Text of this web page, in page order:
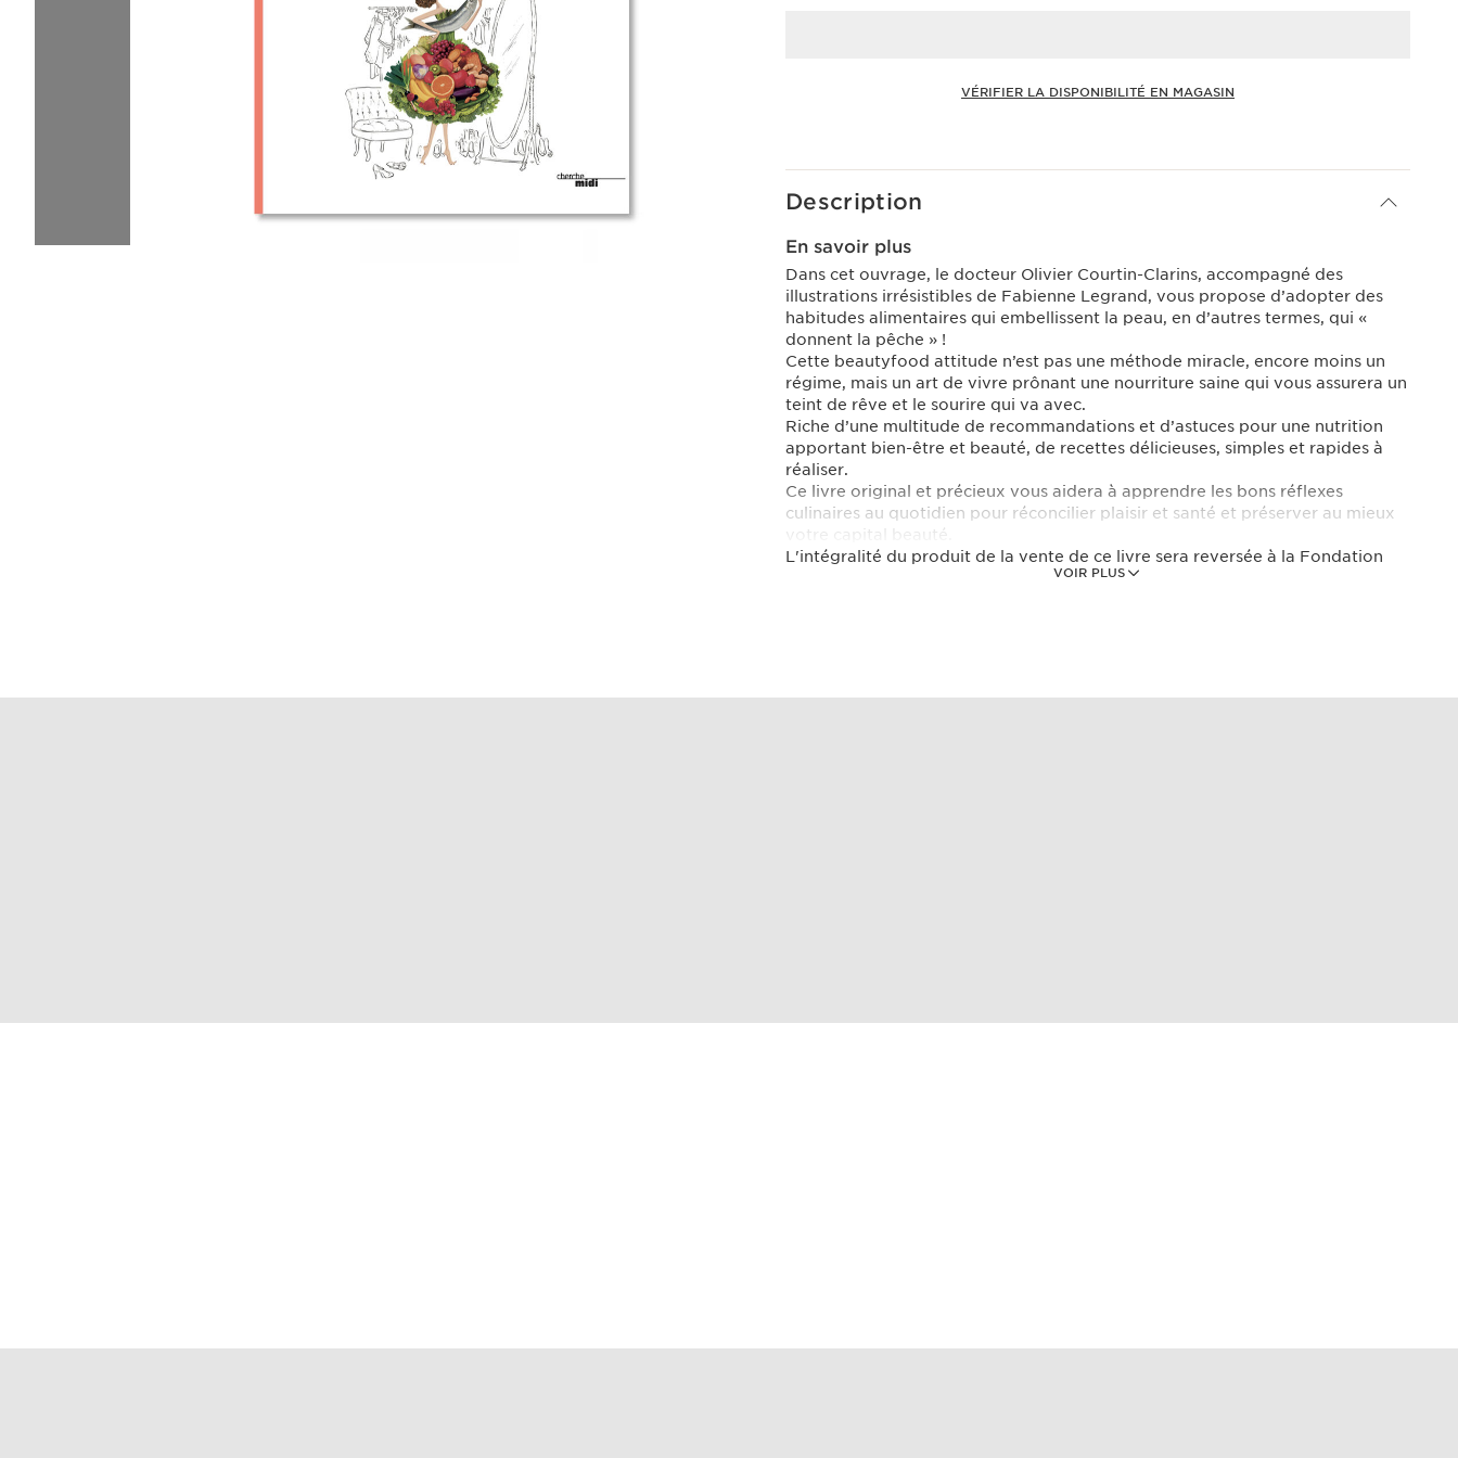
VÉRIFIER LA DISPONIBILITÉ EN MAGASIN
Description
VOIR PLUS
En savoir plus
Dans cet ouvrage, le docteur Olivier Courtin-Clarins, accompagné des
illustrations irrésistibles de Fabienne Legrand, vous propose d’adopter des
habitudes alimentaires qui embellissent la peau, en d’autres termes, qui «
donnent la pêche » !
Cette beautyfood attitude n’est pas une méthode miracle, encore moins un
régime, mais un art de vivre prônant une nourriture saine qui vous assurera un
teint de rêve et le sourire qui va avec.
Riche d’une multitude de recommandations et d’astuces pour une nutrition
apportant bien-être et beauté, de recettes délicieuses, simples et rapides à
réaliser.
Ce livre original et précieux vous aidera à apprendre les bons réflexes
culinaires au quotidien pour réconcilier plaisir et santé et préserver au mieux
votre capital beauté.
L'intégralité du produit de la vente de ce livre sera reversée à la Fondation
ARTHRITIS (fondation-arthritis.org), principale initiative privée française de